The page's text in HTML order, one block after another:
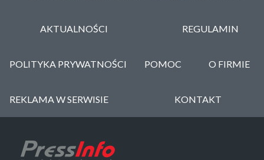
AKTUALNOŚCI REGULAMIN
POLITYKA PRYWATNOŚCI POMOC O FIRMIE
REKLAMA W SERWISIE KONTAKT